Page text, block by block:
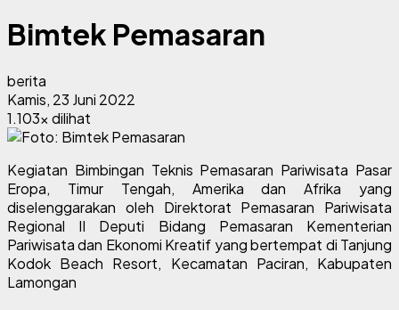
Bimtek Pemasaran
berita
Kamis, 23 Juni 2022
1.103x dilihat
Kegiatan Bimbingan Teknis Pemasaran Pariwisata Pasar
Eropa, Timur Tengah, Amerika dan Afrika yang
diselenggarakan oleh Direktorat Pemasaran Pariwisata
Regional II Deputi Bidang Pemasaran Kementerian
Pariwisata dan Ekonomi Kreatif yang bertempat di Tanjung
Kodok Beach Resort, Kecamatan Paciran, Kabupaten
Lamongan